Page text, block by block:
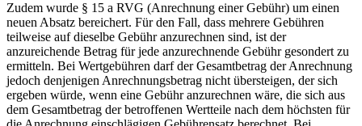
Zudem wurde § 15 a RVG (Anrechnung einer Gebühr) um einen
neuen Absatz bereichert. Für den Fall, dass mehrere Gebühren
teilweise auf dieselbe Gebühr anzurechnen sind, ist der
anzureichende Betrag für jede anzurechnende Gebühr gesondert zu
ermitteln. Bei Wertgebühren darf der Gesamtbetrag der Anrechnung
jedoch denjenigen Anrechnungsbetrag nicht übersteigen, der sich
ergeben würde, wenn eine Gebühr anzurechnen wäre, die sich aus
dem Gesamtbetrag der betroffenen Wertteile nach dem höchsten für